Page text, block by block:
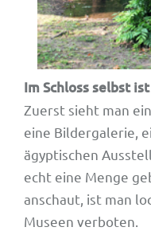
Im Schloss selbst
Zuerst sieht man
eine Bildergalerie,
ägyptischen
echt eine Menge
anschaut, ist man
Museen verboten.